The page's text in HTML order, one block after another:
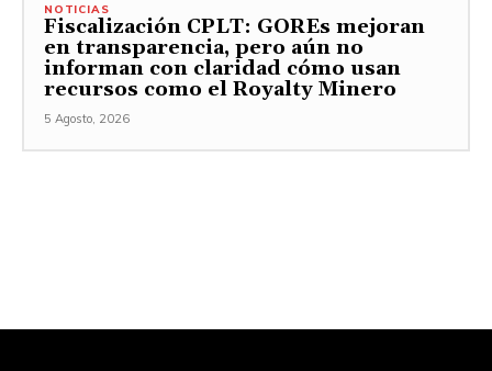
NOTICIAS
Fiscalización CPLT: GOREs mejoran
en transparencia, pero aún no
informan con claridad cómo usan
recursos como el Royalty Minero
5 Agosto, 2026